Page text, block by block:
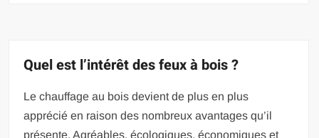
Quel est l’intérêt des feux à bois ?
Le chauffage au bois devient de plus en plus
apprécié en raison des nombreux avantages qu’il
présente. Agréables, écologiques, économiques et